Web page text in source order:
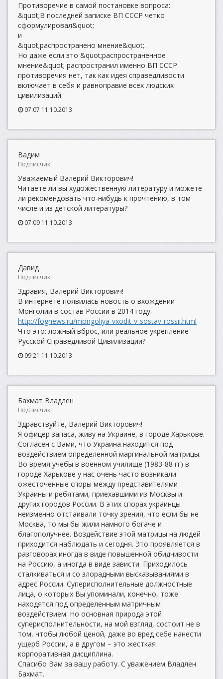
Противоречие в самой постановке вопроса:
&quot;В последней записке ВП СССР четко
сформулировал&quot;
и
&quot;распространено мнение&quot;.
Но даже если это &quot;распространенное
мнение&quot; распространил именно ВП СССР
противоречия нет, так как идея справедливости
включает в себя и равноправие всех людских
цивилизаций.
07:07 11.10.2013
Вадим
Подписчик
Уважаемый Валерий Викторович!
Читаете ли вы художественную литературу и можете
ли рекомендовать что-нибудь к прочтению, в том
числе и из детской литературы?
07:09 11.10.2013
Давид
Подписчик
Здравия, Валерий Викторович!
В интернете появилась новость о вхождении
Монголии в состав России в 2014 году.
http://fognews.ru/mongoliya-vxodit-v-sostav-rossii.html
Что это: ложный вброс, или реальное укрепление
Русской Справедливой Цивилизации?
09:21 11.10.2013
Бахмат Владлен
Подписчик
Здравствуйте, Валерий Викторович!
Я офицер запаса, живу на Украине, в городе Харькове.
Согласен с Вами, что Украина находится под
воздействием определенной маргинальной матрицы.
Во время учебы в военном училище (1983-88 гг) в
городе Харькове у нас очень часто возникали
ожесточенные споры между представителями
Украины и ребятами, приехавшими из Москвы и
других городов России. В этих спорах украинцы
неизменно отстаивали точку зрения, что если бы не
Москва, то мы бы жили намного богаче и
благополучнее. Воздействие этой матрицы на людей
приходится наблюдать и сегодня. Это проявляется в
разговорах иногда в виде повышенной обидчивости
на Россию, а иногда в виде зависти. Приходилось
сталкиваться и со злорадными высказываниями в
адрес России. Суперисполнительные должностные
лица, о которых Вы упоминали, конечно, тоже
находятся под определенным матричным
воздействием. Но основная природа этой
суперисполнительности, на мой взгляд, состоит не в
том, чтобы любой ценой, даже во вред себе нанести
ущерб России, а в другом – это жесткая
корпоративная дисциплина.
Спасибо Вам за вашу работу. С уважением Владлен
Бахмат.